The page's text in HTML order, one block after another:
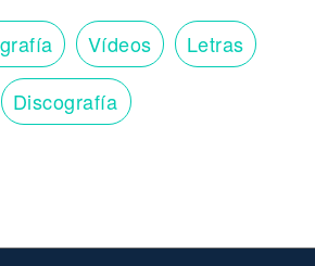
Vídeos Letras
Discografía